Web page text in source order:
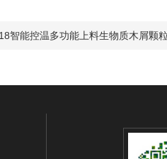
智能控温多功能上料生物质木屑颗